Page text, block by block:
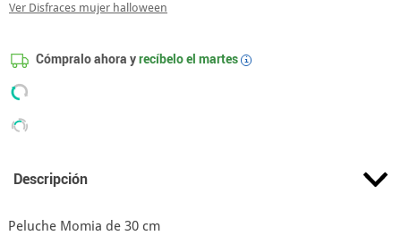
Ver Disfraces mujer halloween
Cómpralo ahora yrecíbelo el martes i
Descripción
Peluche Momia de 30 cm